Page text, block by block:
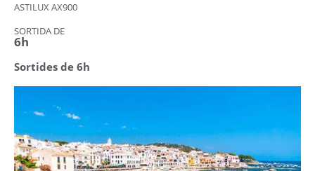
ASTILUX AX900
SORTIDA DE
6h
Sortides de 6h